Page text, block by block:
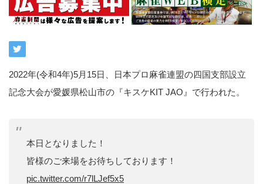
2022年(令和4年)5月15日、日本プロ麻雀連盟の四国支部設立
記念大会が愛媛県松山市の『キスケKIT JAO』で行われた。
本日となりました！
皆様のご来場をお待ちしております！
pic.twitter.com/r7lLJef5x5